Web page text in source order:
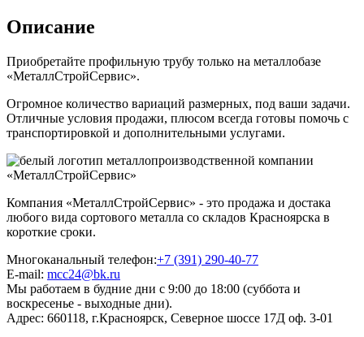
Описание
Приобретайте профильную трубу только на металлобазе
«МеталлСтройСервис».
Огромное количество вариаций размерных, под ваши задачи.
Отличные условия продажи, плюсом всегда готовы помочь с
транспортировкой и дополнительными услугами.
Компания «МеталлСтройСервис» - это продажа и достака
любого вида сортового металла со складов Красноярска в
короткие сроки.
Многоканальный телефон:+7 (391) 290-40-77
E-mail: mcc24@bk.ru
Мы работаем в будние дни с 9:00 до 18:00 (суббота и
воскресенье - выходные дни).
Адрес: 660118, г.Красноярск, Северное шоссе 17Д оф. 3-01